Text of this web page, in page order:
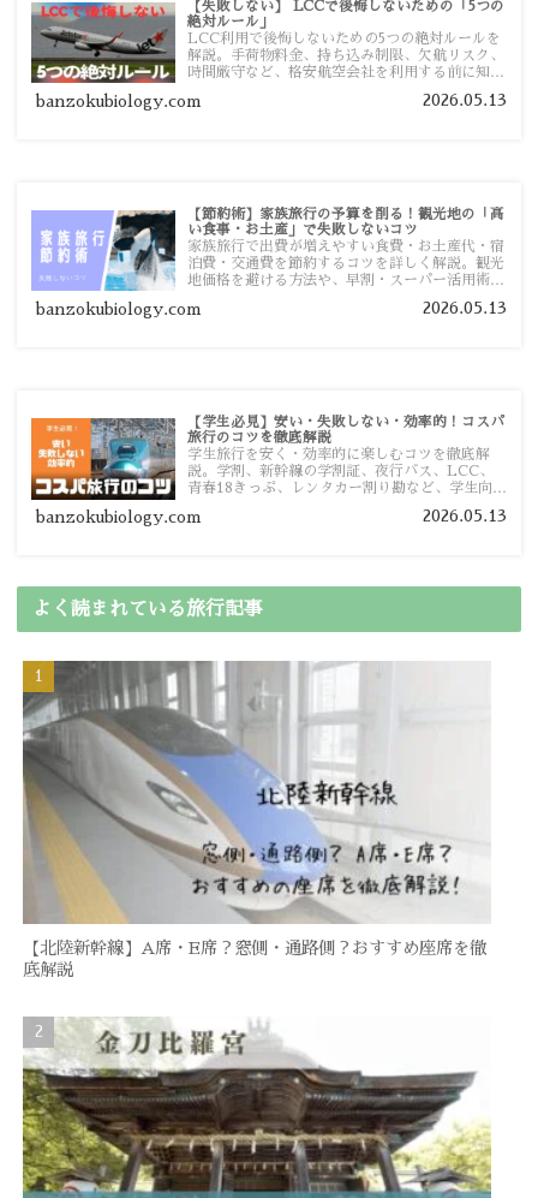
【失敗しない】 LCCで後悔しないための「5つの
絶対ルール」
LCC利用で後悔しないための5つの絶対ルールを
解説。手荷物料金、持ち込み制限、欠航リスク、
時間厳守など、格安航空会社を利用する前に知っ
す。
banzokubiology.com 2026.05.13
【節約術】家族旅行の予算を削る！観光地の「高
い食事・お土産」で失敗しないコツ
家族旅行で出費が増えやすい食費・お土産代・宿
泊費・交通費を節約するコツを詳しく解説。観光
地価格を避ける方法や、早割・スーパー活用術、
banzokubiology.com 2026.05.13
【学生必見】安い・失敗しない・効率的！コスパ
旅行のコツを徹底解説
学生旅行を安く・効率的に楽しむコツを徹底解
説。学割、新幹線の学割証、夜行バス、LCC、
青春18きっぷ、レンタカー割り勘など、学生向け
banzokubiology.com 2026.05.13
よく読まれている旅行記事
【北陸新幹線】A席・E席？窓側・通路側？おすすめ座席を徹
底解説